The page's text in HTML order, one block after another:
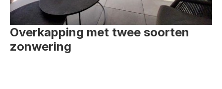
Overkapping met twee soorten
zonwering